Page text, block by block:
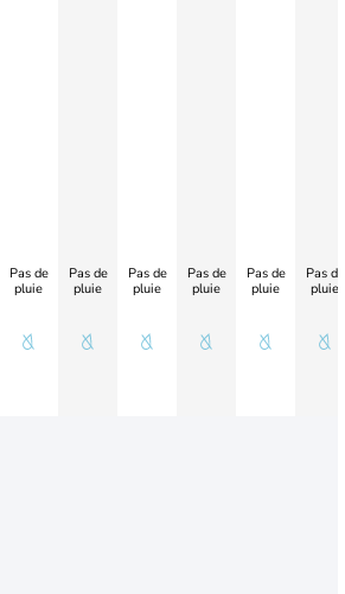
Pas de
pluie
Pas de
pluie
Pas de
pluie
Pas de
pluie
Pas de
pluie
Pas de
pluie